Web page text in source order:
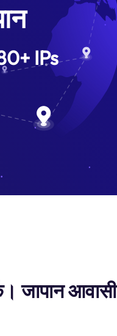
+ IPs
जापान आवासी